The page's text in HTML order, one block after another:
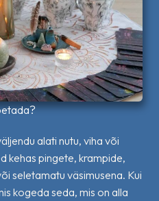
alati nutu, viha või
kehas pingete, krampide,
seletamatu väsimusena. Kui
kogeda seda, mis on alla